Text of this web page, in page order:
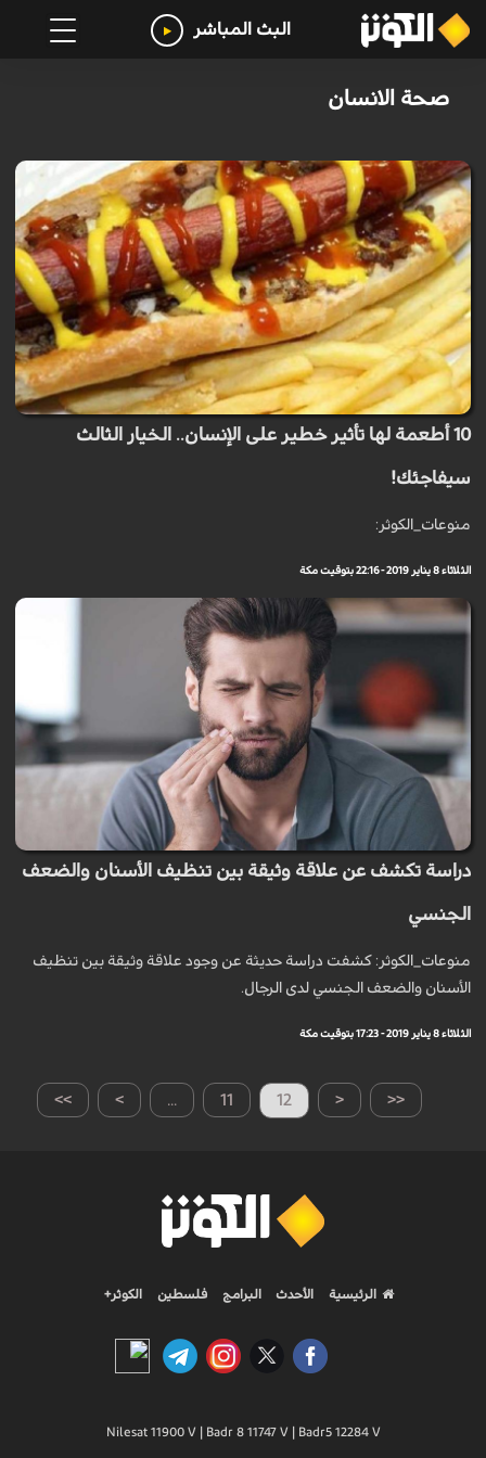
البث المباشر
صحة الانسان
10 أطعمة لها تأثير خطير على الإنسان.. الخيار الثالث
سيفاجئك!
منوعات_الكوثر:
الثلاثاء 8 يناير 2019 - 22:16 بتوقيت مكة
دراسة تكشف عن علاقة وثيقة بين تنظيف الأسنان والضعف
الجنسي
منوعات_الكوثر: كشفت دراسة حديثة عن وجود علاقة وثيقة بين تنظيف
الأسنان والضعف الجنسي لدى الرجال.
الثلاثاء 8 يناير 2019 - 17:23 بتوقيت مكة
>> > ... 11 12 < <<
الرئيسية الأحدث البرامج فلسطين الكوثر+
Nilesat 11900 V | Badr 8 11747 V | Badr5 12284 V